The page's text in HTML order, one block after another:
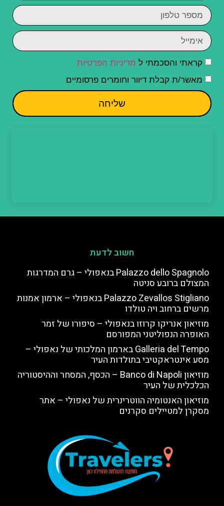
קראתי והסכמתי ל מדיניות הפרטיות
מאשר/ת קבלת דיוור וחומרים פרסומיים
שליחה
חשוב לדעת
Palazzo dello Spagnolo בנאפולי – גרם המדרגות
המצולם ברובע סניטה
Palazzo Zevallos Stigliano בנאפולי – ארמון אמנות
מרשים ברחוב ויה טולדו
מוזיאון אנריקו קרוזו בנאפולי – סיפורו של זמר
האופרה הנפוליטני המפורסם
Galleria del Tempo בארמון המלכותי של נאפולי –
מסע אינטראקטיבי בתולדות העיר
מוזיאון Banco di Napoli – הכסף, המסחר וההיסטוריה
הכלכלית של העיר
מוזיאון האנטומיה הווטרינרית של נאפולי – אתר
מסקרן למטיילים סקרנים